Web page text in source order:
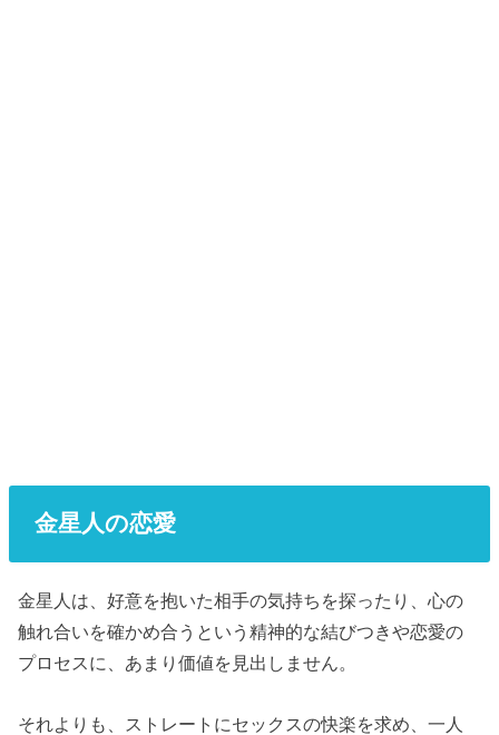
金星人の恋愛
金星人は、好意を抱いた相手の気持ちを探ったり、心の
触れ合いを確かめ合うという精神的な結びつきや恋愛の
プロセスに、あまり価値を見出しません。
それよりも、ストレートにセックスの快楽を求め、一人